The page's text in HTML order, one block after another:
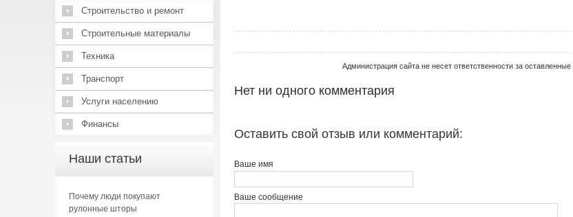
Строительство и ремонт
Строительные материалы
Техника
Транспорт
Услуги населению
Финансы
Наши статьи
Почему люди покупают
рулонные шторы
Администрация сайта не несет ответственности за
Нет ни одного комментария
Оставить свой отзыв или комментарий:
Ваше имя
Ваше сообщение